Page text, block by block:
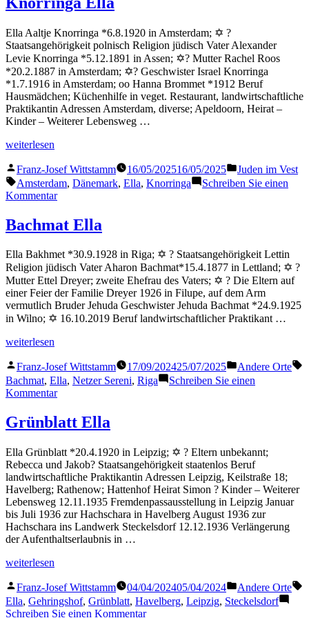
Ella Aaltje Knorringa *6.8.1920 in Amsterdam; ✡ ?
Staatsangehörigkeit polnisch Religion jüdisch Vater Alexander
Levie Knorringa *5.12.1891 in Assen; ✡? Mutter Rachel Roos
*20.2.1887 in Amsterdam; ✡? Geschwister Israel Knorringa
*1.7.1916 in Amsterdam; oo Hanna Brommet *1912 Beruf
Hausmädchen; Küchenhilfe in veget. Restaurant, landwirtschaftliche
Praktikantin Adressen Amsterdam, diverse; Apeldoorn, Heirat –
Kinder – Weiterer Lebensweg …
„Knorringa
weiterlesen
Veröffentlicht
von
Franz-Josef Wittstamm 16/05/202516/05/2025
Veröffentlicht
in
Juden im Vest
Schlagwörter:
Amsterdam, Dänemark, Ella, Knorringa
Schreiben Sie einen
Kommentarzu
Ella
Bachmat Ella
Ella Bakhmet *30.9.1928 in Riga; ✡ ? Staatsangehörigkeit Lettin
Religion jüdisch Vater Aharon Bachmat*15.4.1877 in Lettland; ✡ ?
Mutter Ettel Dreyer; zweite Ehefrau des Vaters; ✡ ? Die Eltern auf
einer Feier der Familie Dreyer 1926 in Filupe, auf dem Arm
vermutlich Bruder Jehuda Geschwister Jehuda Bachmat *24.9.1925
in Wilno; ✡ 16.10.2019 Beruf landwirtschaftlicher Praktikant …
„Bachmat
weiterlesen
Veröffentlicht
von
Franz-Josef Wittstamm 17/09/202425/07/2025
Veröffentlicht
in
Andere Orte
Bachmat, Ella, Netzer Sereni, Riga
Schreiben Sie einen
Kommentarzu
Ella
Grünblatt Ella
Ella Grünblatt *20.4.1920 in Leipzig; ✡ ? Eltern unbekannt;
Rebecca und Jakob? Staatsangehörigkeit staatenlos Beruf
landwirtschaftliche Praktikantin Adressen Leipzig, Keilstraße 18;
Havelberg; Rathenow; Hattenhof Heirat Simon ? Kinder – Weiterer
Lebensweg 12.11.1935 Fremdenpassausstellung in Leipzig Januar
bis Juli 1936 zur Hachschara in Havelberg August 1936 zur
Hachschara ins Landwerk Steckelsdorf 12.12.1936 Verlängerung
der Aufenthaltserlaubnis in …
„Grünblatt
weiterlesen
Veröffentlicht
von
Franz-Josef Wittstamm 04/04/202405/04/2024
Veröffentlicht
in
Andere Orte
Ella, Gehringshof, Grünblatt, Havelberg, Leipzig, Steckelsdorf
Schreiben Sie einen Kommentarzu